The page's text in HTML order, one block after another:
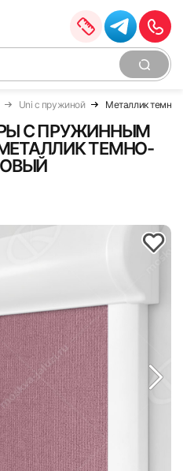
Uni с пружиной Металлик
С ПРУЖИННЫМ
ТЕМНО-